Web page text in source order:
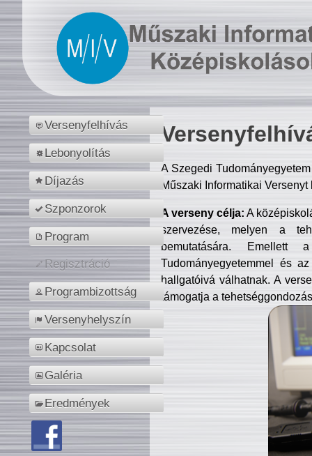
Versenyfelhívás
Lebonyolítás
Díjazás
Szponzorok
Program
Regisztráció
Programbizottság
Versenyhelyszín
Kapcsolat
Galéria
Eredmények
A Szegedi
Műszaki Informatikai
A verseny célja: A
szervezése, melyen a
bemutatására. Emellett
Tudományegyetemmel és
hallgatóivá válhatnak. A
támogatja a